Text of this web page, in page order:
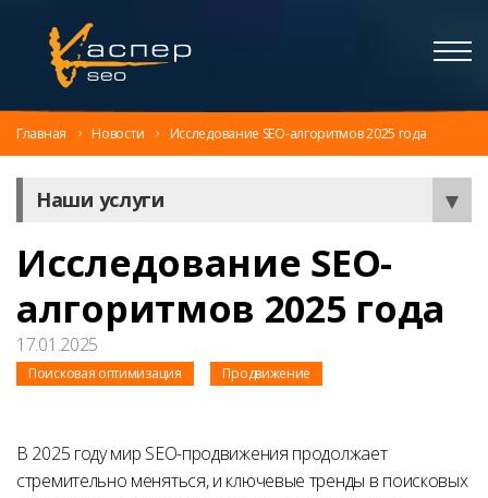
Главная Новости Исследование SEO-алгоритмов 2025 года
Наши услуги
Исследование SEO-
алгоритмов 2025 года
17.01.2025
Поисковая оптимизация Продвижение
В 2025 году мир SEO-продвижения продолжает
стремительно меняться, и ключевые тренды в поисковых